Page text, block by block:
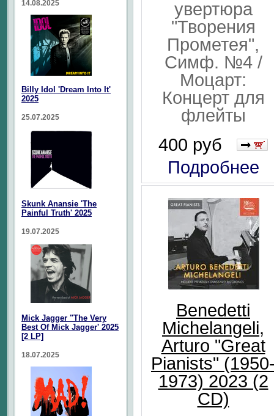
увертюра
"Творения
Прометея",
Симф. №4 /
Моцарт:
Концерт для
флейты
400 руб
Подробнее
Benedetti
Michelangeli,
Arturo "Great
Pianists"
1973) 2023 (2
CD)
14.08.2025
Billy Idol 'Dream Into It'
2025
25.07.2025
Skunk Anansie 'The
Painful Truth' 2025
19.07.2025
Mick Jagger "The Very
Best Of Mick Jagger' 2025
[2 LP]
18.07.2025